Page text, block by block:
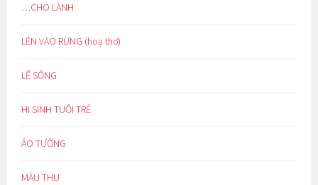
…CHO LÀNH
LẺN VÀO RỪNG (hoạ thơ)
LẼ SỐNG
HI SINH TUỔI TRẺ
ẢO TƯỞNG
MÀU THU